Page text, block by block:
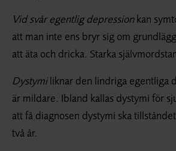
Vid svår egentlig depressionkan
att man inte ens bryr sig om
att äta och dricka. Starka
Dystymiliknar den lindriga egentliga
är mildare. Ibland kallas dystymi för
att få diagnosen dystymi ska
två år.